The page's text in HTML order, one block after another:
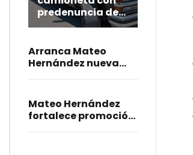
predenuncia de
robo durante
Tecamachalco
Arranca Mateo
Hernández nueva
de San José Portilla
Mateo Hernández
fortalece promoción